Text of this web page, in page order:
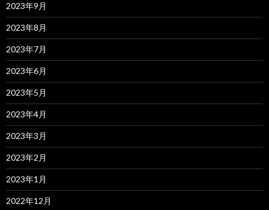
2023年9月
2023年8月
2023年7月
2023年6月
2023年5月
2023年4月
2023年3月
2023年2月
2023年1月
2022年12月